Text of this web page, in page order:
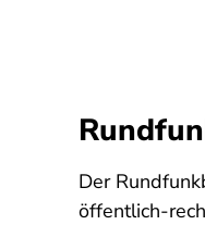
Der
öffentlich-